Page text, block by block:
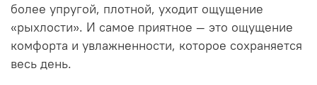
более упругой, плотной, уходит ощущение
«рыхлости». И самое приятное — это ощущение
комфорта и увлажненности, которое сохраняется
весь день.